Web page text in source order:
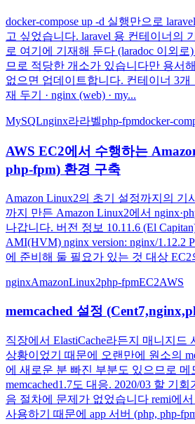
docker-compose up -d 실행만으로
고 싶었습니다. laravel 용 컨테이너의
로 여기에 기재해 둔다 (laradoc 이외
므로 적당한 개소가 있습니다만 용서
없으면 업데이트합니다. 컨테이너 3개
재 두기 · nginx (web) · my...
MySQLnginx라라벨php-fpmdocker-
AWS EC2에서 수행하는
php-fpm) 환경 구축
Amazon Linux2의 초기 설정까지의 기
까지 만든 Amazon Linux2에서
나갑니다. 버전 정보 10.11.6 (El
AMI(HVM) nginx version: nginx/1.12.2
에 준비해 둘 필요가 있는 것 대상 EC2
nginxAmazonLinux2php-fpmEC2AWS
memcached 설정
직장에서 ElastiCache라든지 매니지드
상황이었기 때문에 오랜만에 원소의
에 새로운 분 빠진 부분도 있으므로 메
memcached1.7도 대응. 2020/03 할 기
음 절차에 문제가 없었습니다 remi에서
사용하기 때문에 app 서버 (php, php-